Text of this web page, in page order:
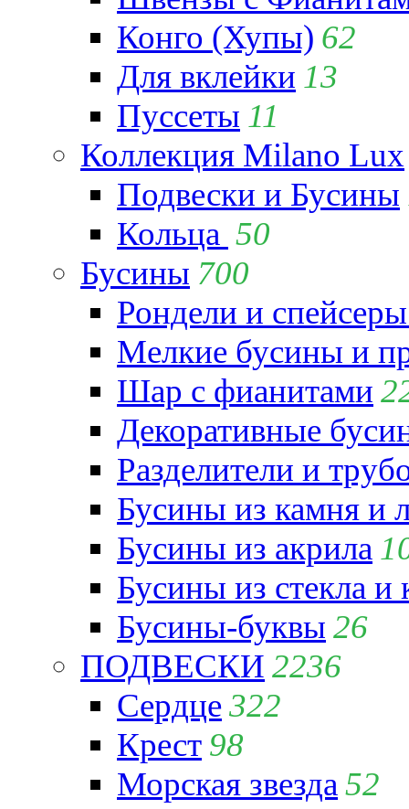
Конго (Хупы) 62
Для вклейки 13
Пуссеты 11
Коллекция Milano Lux
Подвески и Бусины
Кольца 50
Бусины 700
Рондели и
Мелкие бусины и
Шар с фианитами
Декоративные
Разделители и
Бусины из камня и
Бусины из акрила
Бусины из стекла и
Бусины-буквы 26
ПОДВЕСКИ 2236
Сердце322
Крест 98
Морская звезда 52